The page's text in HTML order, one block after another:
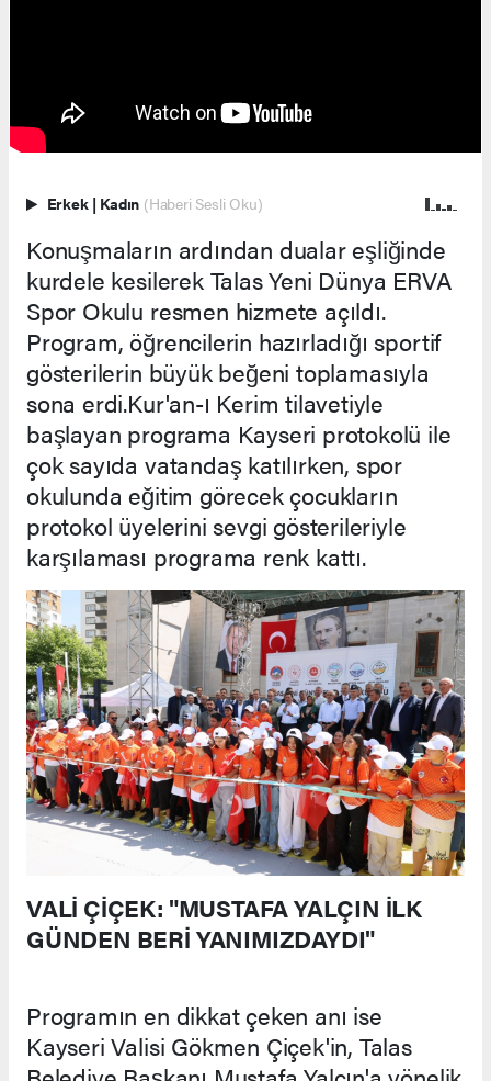
Erkek | Kadın (Haberi Sesli Oku)
Konuşmaların ardından dualar eşliğinde
kurdele kesilerek Talas Yeni Dünya ERVA
Spor Okulu resmen hizmete açıldı.
Program, öğrencilerin hazırladığı sportif
gösterilerin büyük beğeni toplamasıyla
sona erdi.Kur'an-ı Kerim tilavetiyle
başlayan programa Kayseri protokolü ile
çok sayıda vatandaş katılırken, spor
okulunda eğitim görecek çocukların
protokol üyelerini sevgi gösterileriyle
karşılaması programa renk kattı.
VALİ ÇİÇEK: "MUSTAFA YALÇIN İLK
GÜNDEN BERİ YANIMIZDAYDI"
Programın en dikkat çeken anı ise
Kayseri Valisi Gökmen Çiçek'in, Talas